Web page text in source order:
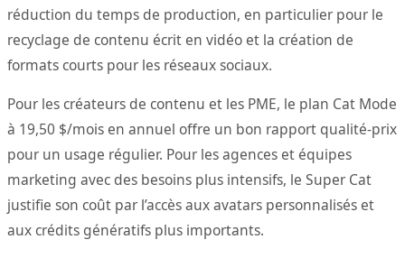
réduction du temps de production, en particulier pour le
recyclage de contenu écrit en vidéo et la création de
formats courts pour les réseaux sociaux.
Pour les créateurs de contenu et les PME, le plan Cat Mode
à 19,50 $/mois en annuel offre un bon rapport qualité-prix
pour un usage régulier. Pour les agences et équipes
marketing avec des besoins plus intensifs, le Super Cat
justifie son coût par l’accès aux avatars personnalisés et
aux crédits génératifs plus importants.